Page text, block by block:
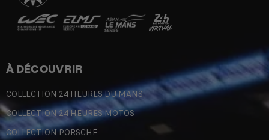
À DÉCOUVRIR
COLLECTION 24 HEURES DU MANS
COLLECTION 24 HEURES MOTOS
COLLECTION PORSCHE